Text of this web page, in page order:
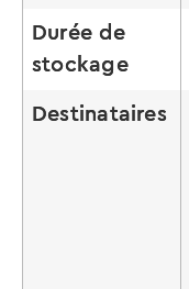
Durée de
stockage
Destinataires